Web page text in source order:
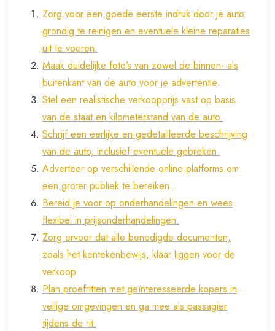
Zorg voor een goede eerste indruk door je auto
grondig te reinigen en eventuele kleine reparaties
uit te voeren.
Maak duidelijke foto’s van zowel de binnen- als
buitenkant van de auto voor je advertentie.
Stel een realistische verkoopprijs vast op basis
van de staat en kilometerstand van de auto.
Schrijf een eerlijke en gedetailleerde beschrijving
van de auto, inclusief eventuele gebreken.
Adverteer op verschillende online platforms om
een groter publiek te bereiken.
Bereid je voor op onderhandelingen en wees
flexibel in prijsonderhandelingen.
Zorg ervoor dat alle benodigde documenten,
zoals het kentekenbewijs, klaar liggen voor de
verkoop.
Plan proefritten met geïnteresseerde kopers in
veilige omgevingen en ga mee als passagier
tijdens de rit.